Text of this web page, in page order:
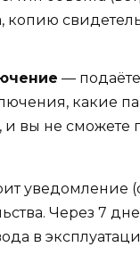
копию
—
какие
и вы не сможете
уведомление
Через 7
в